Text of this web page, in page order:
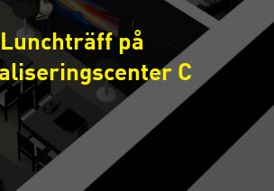
Lunchträff på
C